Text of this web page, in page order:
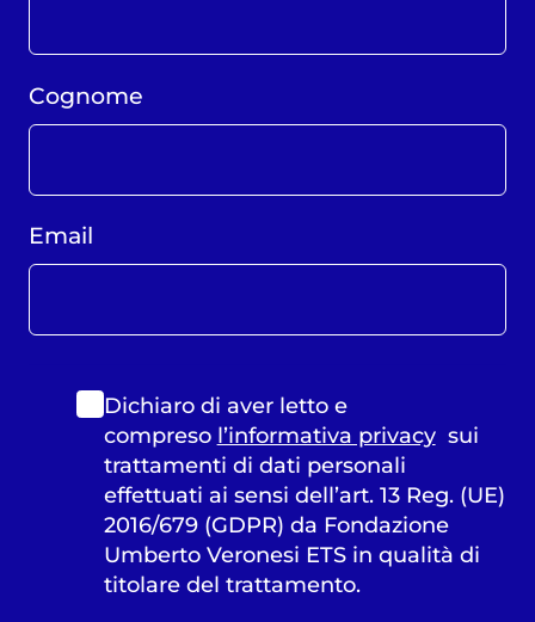
Cognome
Email
Dichiaro di aver letto e
compreso l’informativa privacysui
trattamenti di dati personali
effettuati ai sensi dell’art. 13 Reg. (UE)
2016/679 (GDPR) da Fondazione
Umberto Veronesi ETS in qualità di
titolare del trattamento.